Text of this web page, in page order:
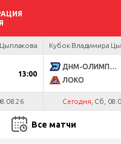
13:00
Кубок Владимира
ДНМ-ОЛИМПИК
ЛОКО
Сегодня , Сб,
Все матчи